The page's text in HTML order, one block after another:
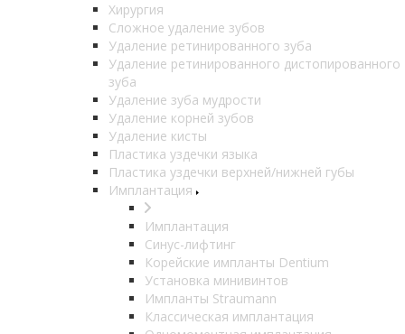
Хирургия
Сложное удаление зубов
Удаление ретинированного зуба
Удаление ретинированного дистопированного
зуба
Удаление зуба мудрости
Удаление корней зубов
Удаление кисты
Пластика уздечки языка
Пластика уздечки верхней/нижней губы
Имплантация
Имплантация
Синус-лифтинг
Корейские импланты Dentium
Установка минивинтов
Импланты Straumann
Классическая имплантация